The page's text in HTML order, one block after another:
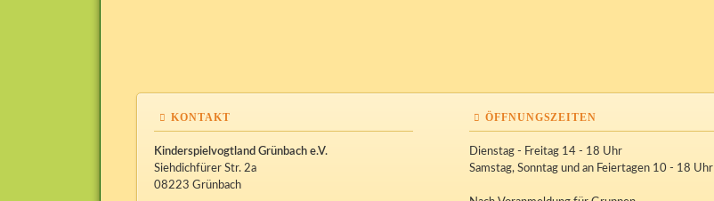
KONTAKT
Kinderspielvogtland Grünbach e.V.
Siehdichfürer Str. 2a
08223 Grünbach
ÖFFNUNGSZEITEN
Dienstag - Freitag 14 - 18 Uhr
Samstag, Sonntag und an Feiertagen 10 - 18 Uhr